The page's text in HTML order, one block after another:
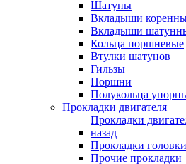
Шатуны
Вкладыши
Вкладыши
Кольца поршневые
Втулки шатунов
Гильзы
Поршни
Полукольца
Прокладки двигателя
Прокладки
назад
Прокладки
Прочие прокладки